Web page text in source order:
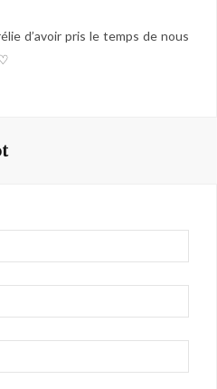
d’avoir pris le temps de nous